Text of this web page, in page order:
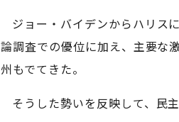
ジョー・バイデンからハリス
論調査での優位に加え、主要な
州もでてきた。
そうした勢いを反映して、民